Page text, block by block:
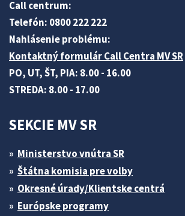
Call centrum:
Telefón: 0800 222 222
Nahlásenie problému:
Kontaktný formulár Call Centra MV SR
PO, UT, ŠT, PIA: 8.00 - 16.00
STREDA: 8.00 - 17.00
SEKCIE MV SR
Ministerstvo vnútra SR
Štátna komisia pre volby
Okresné úrady/Klientske centrá
Európske programy